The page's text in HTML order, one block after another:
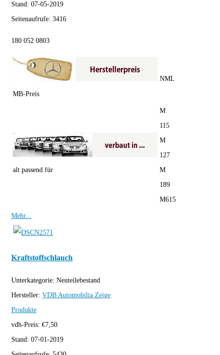
Stand: 07-05-2019
Seitenaufrufe: 3416
180 052 0803
MB-Preis
NML
alt passend für
M
115
M
127
M
189
M615
Mehr...
Kraftstoffschlauch
Unterkategorie: Neuteilebestand
Hersteller: VDB Automobilia Zeige
Produkte
vdh-Preis: €7,50
Stand: 07-01-2019